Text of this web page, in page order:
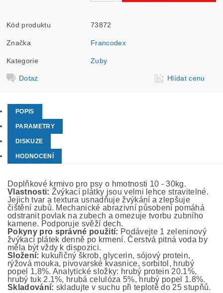
Kód produktu 73872
Značka Francodex
Kategorie Zuby
Dotaz Hlídat cenu
POPIS
PARAMETRY
DISKUZE
HODNOCENÍ
Doplňkové krmivo pro psy o hmotnosti 10 - 30kg.
Vlastnosti: Žvýkací plátky jsou velmi lehce stravitelné.
Jejich tvar a textura usnadňuje žvýkání a zlepšuje
čištění zubů. Mechanické abrazivní působení pomáhá
odstranit povlak na zubech a omezuje tvorbu zubního
kamene. Podporuje svěží dech.
Pokyny pro správné použití: Podávejte 1 zeleninový
žvýkací plátek denně po krmení. Čerstvá pitná voda by
měla být vždy k dispozici.
Složení: kukuřičný škrob, glycerin, sójový protein,
rýžová mouka, pivovarské kvasnice, sorbitol, hrubý
popel 1,8%. Analytické složky: hrubý protein 20.1%,
hrubý tuk 2.1%, hrubá celulóza 5%, hrubý popel 1.8%.
Skladování: skladujte v suchu při teplotě do 25 stupňů.